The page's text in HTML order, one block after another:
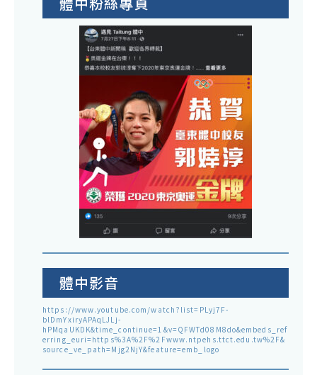
體中影音
https://www.youtube.com/watch?list=PLyj7F-
blDmYxiryAPAqLJLj-
hPMqaUKDK&time_continue=1&v=QFWTd08M8do&embeds_ref
erring_euri=https%3A%2F%2Fwww.ntpehs.ttct.edu.tw%2F&
source_ve_path=Mjg2NjY&feature=emb_logo